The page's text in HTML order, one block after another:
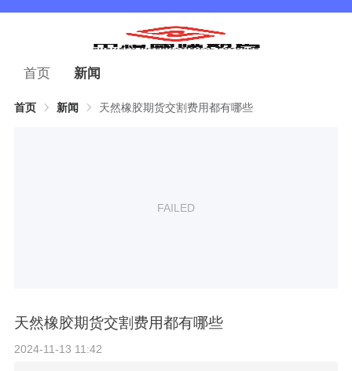
首页 新闻
首页 新闻 天然橡胶期货交割费用都有哪些
FAILED
天然橡胶期货交割费用都有哪些
2024-11-13 11:42